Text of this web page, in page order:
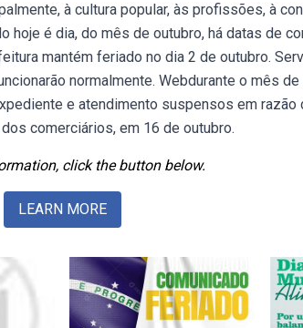
à cultura popular, às profissões, à
hoje é dia, do mês de outubro, há datas de
mantém feriado no dia 2 de outubro.
normalmente. Webdurante o mês de
e atendimento suspensos em
comerciários, em 16 de outubro.
click the button below.
LEARN MORE